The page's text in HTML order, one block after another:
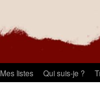
Mes listes Qui suis-je ?